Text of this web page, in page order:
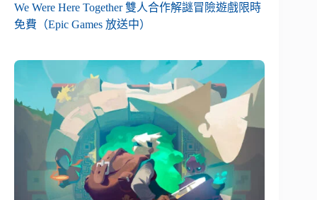
We Were Here Together 雙人合作解謎冒險遊戲限時
免費（Epic Games 放送中）